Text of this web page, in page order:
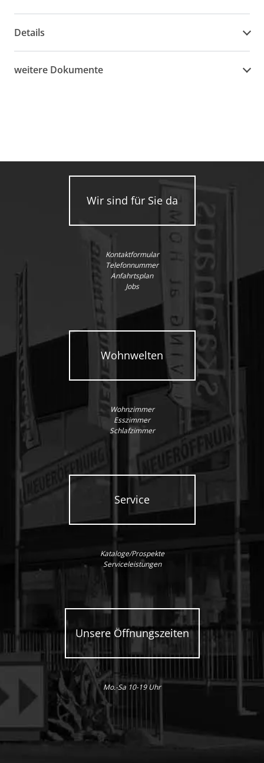
Details
weitere Dokumente
Wir sind für Sie da
Kontaktformular
Telefonnummer
Anfahrtsplan
Jobs
Wohnwelten
Wohnzimmer
Esszimmer
Schlafzimmer
Service
Kataloge/Prospekte
Serviceleistungen
Unsere Öffnungszeiten
Mo.-Sa 10-19 Uhr